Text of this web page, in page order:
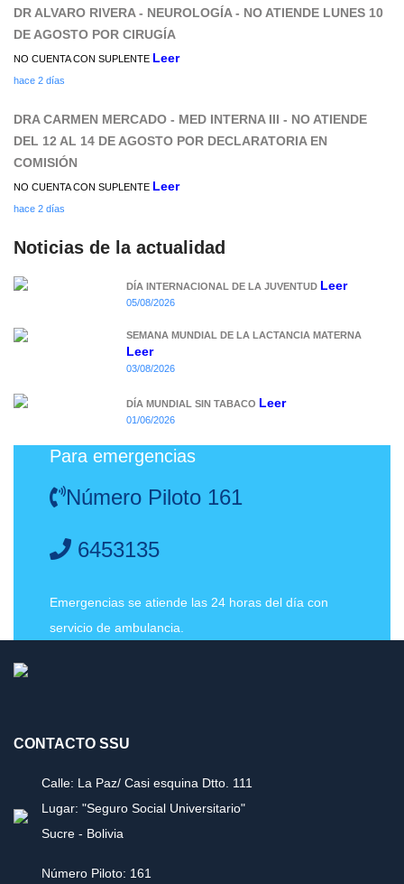
DR ALVARO RIVERA - NEUROLOGÍA - NO ATIENDE LUNES 10
DE AGOSTO POR CIRUGÍA
NO CUENTA CON SUPLENTE Leer
hace 2 días
DRA CARMEN MERCADO - MED INTERNA III - NO ATIENDE
DEL 12 AL 14 DE AGOSTO POR DECLARATORIA EN
COMISIÓN
NO CUENTA CON SUPLENTE Leer
hace 2 días
Noticias de la actualidad
DÍA INTERNACIONAL DE LA JUVENTUD Leer
05/08/2026
SEMANA MUNDIAL DE LA LACTANCIA MATERNA
Leer
03/08/2026
DÍA MUNDIAL SIN TABACO Leer
01/06/2026
Para emergencias
Número Piloto 161
6453135
Emergencias se atiende las 24 horas del día con
servicio de ambulancia.
CONTACTO SSU
Calle: La Paz/ Casi esquina Dtto. 111
Lugar: "Seguro Social Universitario"
Sucre - Bolivia
Número Piloto: 161